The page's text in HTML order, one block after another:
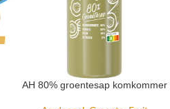
AH 80% groentesap komkommer